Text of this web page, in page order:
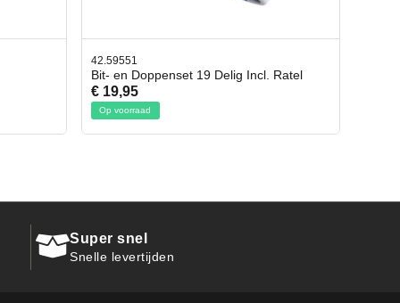
Ratel
42.65998
Afbreekmes 2 stuks
€ 10,95
Op voorraad
Super snel
Snelle levertijden